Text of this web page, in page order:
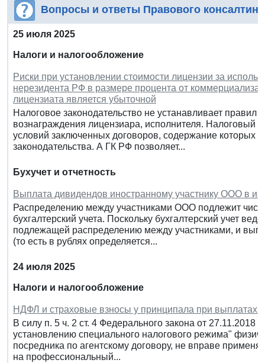
Вопросы и ответы Правового
25 июля 2025
Налоги и налогообложение
Риски при установлении стоимости лицензии за
нерезидента РФ в размере процента от
лицензиата является убыточной
Налоговое законодательство не устанавливает
вознаграждения лицензиара, исполнителя. Налоговый
условий заключенных договоров, содержание которых
законодательства. А ГК РФ позволяет...
Бухучет и отчетность
Выплата дивидендов иностранному участнику ООО в
Распределению между участниками ООО подлежит
бухгалтерский учета. Поскольку бухгалтерский учет
подлежащей распределению между участниками, и
(то есть в рублях определяется...
24 июля 2025
Налоги и налогообложение
НДФЛ и страховые взносы у принципала при выплатах
В силу п. 5 ч. 2 ст. 4 Федерального закона от
установлению специального налогового режима"
посредника по агентскому договору, не вправе
на профессиональный...